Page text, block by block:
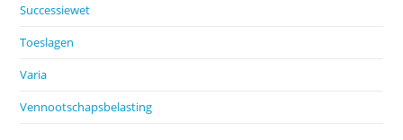
Successiewet
Toeslagen
Varia
Vennootschapsbelasting